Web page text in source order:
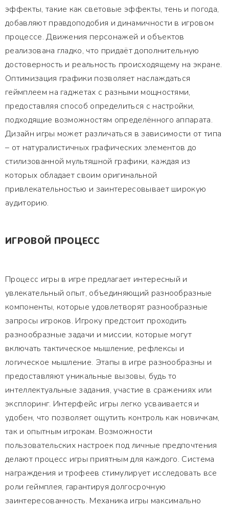
эффекты, такие как световые эффекты, тень и погода,
добавляют правдоподобия и динамичности в игровом
процессе. Движения персонажей и объектов
реализована гладко, что придаёт дополнительную
достоверность и реальность происходящему на экране.
Оптимизация графики позволяет наслаждаться
геймплеем на гаджетах с разными мощностями,
предоставляя способ определиться с настройки,
подходящие возможностям определённого аппарата.
Дизайн игры может различаться в зависимости от типа
– от натуралистичных графических элементов до
стилизованной мультяшной графики, каждая из
которых обладает своим оригинальной
привлекательностью и заинтересовывает широкую
аудиторию.
ИГРОВОЙ ПРОЦЕСС
Процесс игры в игре предлагает интересный и
увлекательный опыт, объединяющий разнообразные
компоненты, которые удовлетворят разнообразные
запросы игроков. Игроку предстоит проходить
разнообразные задачи и миссии, которые могут
включать тактическое мышление, рефлексы и
логическое мышление. Этапы в игре разнообразны и
предоставляют уникальные вызовы, будь то
интеллектуальные задания, участие в сражениях или
эксплоринг. Интерфейс игры легко усваивается и
удобен, что позволяет ощутить контроль как новичкам,
так и опытным игрокам. Возможности
пользовательских настроек под личные предпочтения
делают процесс игры приятным для каждого. Система
награждения и трофеев стимулирует исследовать все
роли геймплея, гарантируя долгосрочную
заинтересованность. Механика игры максимально